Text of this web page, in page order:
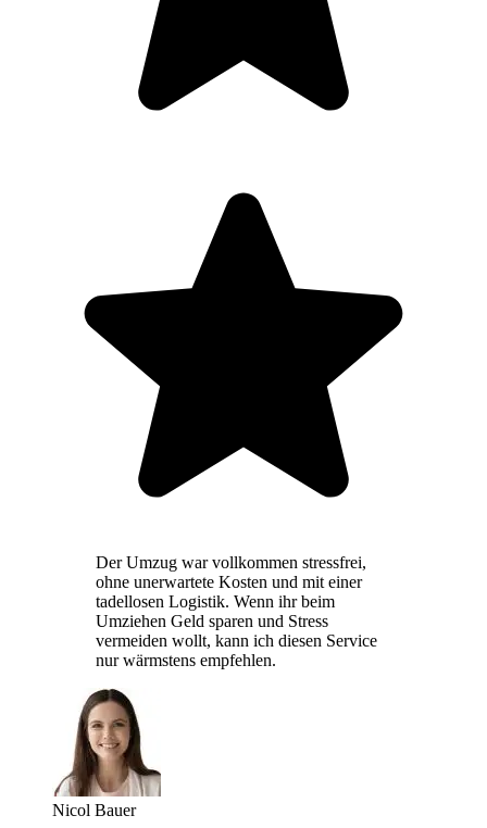
Der Umzug war vollkommen stressfrei,
ohne unerwartete Kosten und mit einer
tadellosen Logistik. Wenn ihr beim
Umziehen Geld sparen und Stress
vermeiden wollt, kann ich diesen Service
nur wärmstens empfehlen.
Nicol Bauer